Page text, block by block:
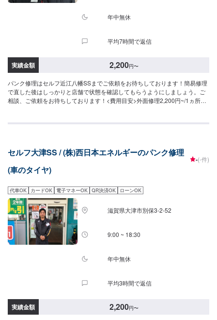
年中無休
平均7時間で返信
実績金額 2,200円〜
パンク修理はセルフ近江八幡SSまでご依頼をお待ちしております！簡易修理
で直した後はしっかりと店舗で状態を確認してもらうようにしましょう。ご
相談、ご依頼をお待ちしております！<費用目安>外面修理2,200円~/1ヵ所作
セルフ大津SS / (株)西日本エネルギーのパンク修理
(車のタイヤ)
-(-件)
代車OK カードOK 電子マネーOK QR決済OK ローンOK
滋賀県大津市別保3-2-52
9:00 ~ 18:30
年中無休
平均3時間で返信
実績金額 2,200円〜